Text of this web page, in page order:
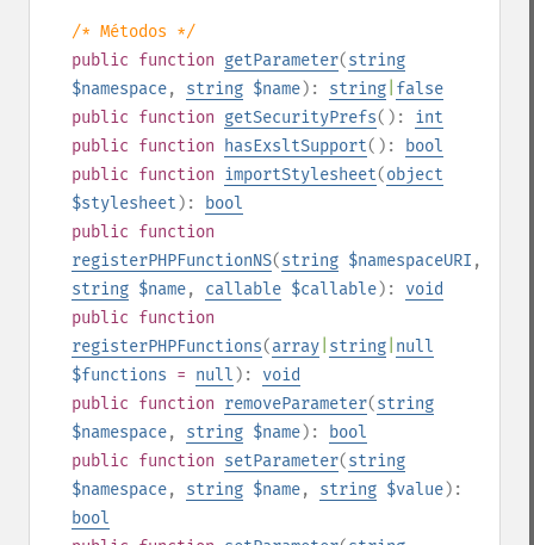
/* Métodos */
public function getParameter(string
$namespace, string $name): string false
public function getSecurityPrefs(): int
public function hasExsltSupport():
bool
public function importStylesheet(object
$stylesheet ):
bool
public function
registerPHPFunctionNS(string $namespaceURI ,
string $name, callable $callable): void
public function
registerPHPFunctions(array string null
$functions = null ): void
public function removeParameter(string
$namespace, string $name):
bool
public function setParameter(string
$namespace, string $name, string $value):
bool